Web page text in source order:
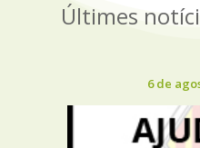
Últimes
6 de